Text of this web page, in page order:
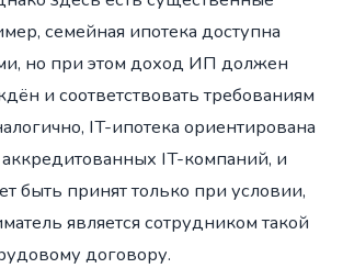
семейная ипотека доступна
но при этом доход ИП должен
и соответствовать требованиям
IT-ипотека ориентирована
IT-компаний, и
быть принят только при условии,
является сотрудником такой
договору.